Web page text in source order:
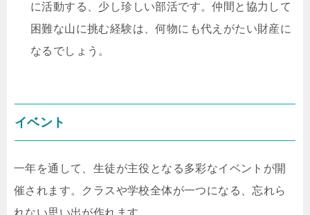
に活動する、少し珍しい部活です。仲間と協力して
困難な山に挑む経験は、何物にも代えがたい財産に
なるでしょう。
イベント
一年を通して、生徒が主役となる多彩なイベントが開
催されます。クラスや学校全体が一つになる、忘れら
れない思い出が作れます。